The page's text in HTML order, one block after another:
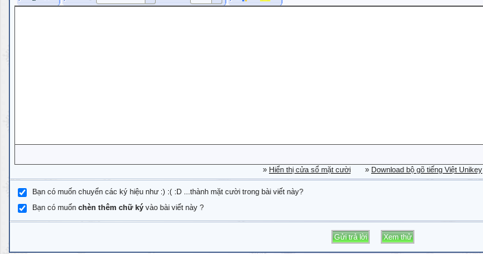
» Hiển thị cửa sổ mặt cười » Download bộ gõ tiếng Việt Unikey
Bạn có muốn chuyển các ký hiệu như :) :( :D ...thành mặt cười trong bài viết này?
Bạn có muốn chèn thêm chữ ký vào bài viết này ?